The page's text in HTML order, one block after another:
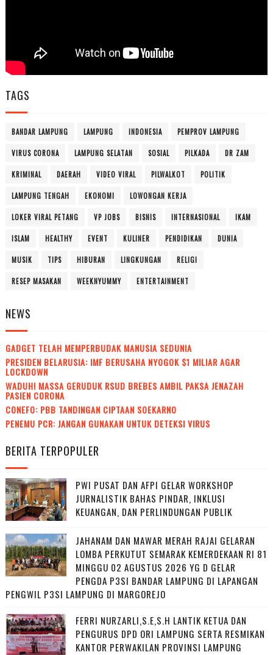
TAGS
BANDAR LAMPUNG LAMPUNG INDONESIA PEMPROV LAMPUNG
VIRUS CORONA LAMPUNG SELATAN SOSIAL PILKADA DR ZAM
KRIMINAL DAERAH VIDEO VIRAL PILWALKOT POLITIK
LAMPUNG TENGAH EKONOMI LOWONGAN KERJA
LOKER VIRAL PETANG VP JOBS BISNIS INTERNASIONAL IKAM
ISLAM HEALTHY EVENT KULINER PENDIDIKAN DUNIA
MUSIK TIPS HIBURAN LINGKUNGAN RELIGI
RESEP MASAKAN WEEKNYUMMY ENTERTAINMENT
NEWS
GADGET TELAH MEMPERBUDAK MANUSIA SEDUNIA
PRESIDEN BELARUSIA: IMF BERUSAHA NYOGOK $1 MILIAR AGAR
LOCKDOWN
WADUH! MASSA GERUDUK RSUD BREBES AMBIL PAKSA JENAZAH
PASIEN CORONA
CONEFO: PBB TANDINGAN CIPTAAN SOEKARNO
PENEMU PCR: JANGAN GUNAKAN UNTUK DETEKSI VIRUS
BERITA TERPOPULER
PWI PUSAT DAN AFPI GELAR WORKSHOP
JURNALISTIK BAHAS PINDAR, INKLUSI
KEUANGAN, DAN PERLINDUNGAN PUBLIK
JAHANAM DAN MAWAR MERAH RAJAI GELARAN
LOMBA PERKUTUT SEMARAK KEMERDEKAAN RI 81
MINGGU 02 AGUSTUS 2026 YG D GELAR
PENGDA P3SI BANDAR LAMPUNG DI LAPANGAN
PENGWIL P3SI LAMPUNG DI MARGOREJO
FERRI NURZARLI,S.E,S.H LANTIK KETUA DAN
PENGURUS DPD ORI LAMPUNG SERTA RESMIKAN
KANTOR PERWAKILAN PROVINSI LAMPUNG